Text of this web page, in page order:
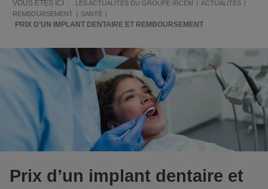
VOUS ÊTES ICI : LES ACTUALITÉS DU GROUPE IRCEM
ACTUALITÉS
REMBOURSEMENT
SANTÉ
PRIX D’UN IMPLANT DENTAIRE ET REMBOURSEMENT
Prix d’un implant dentaire et